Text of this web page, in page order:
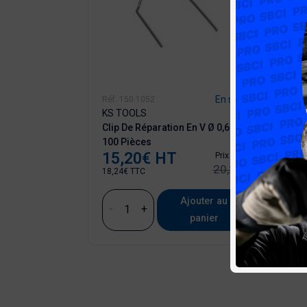
Réf. 150.1052
En stock
KS TOOLS
Clip De Réparation En V Ø 0,6 Mm,
100 Pièces
Prix
15,20€ HT
18,24€ TTC
Prix ​​initial
20,27 €
- +
Ajouter au
panier
Réf.
KS
Clip
100
Prix
20,40€
-